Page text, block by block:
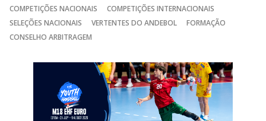
COMPETIÇÕES NACIONAIS
COMPETIÇÕES INTERNACIONAIS
SELEÇÕES NACIONAIS
VERTENTES DO ANDEBOL
FORMAÇÃO
CONSELHO ARBITRAGEM